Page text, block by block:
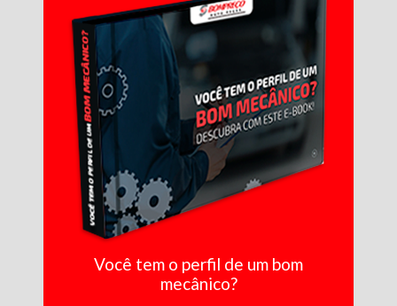
Você tem o perfil de um bom
mecânico?